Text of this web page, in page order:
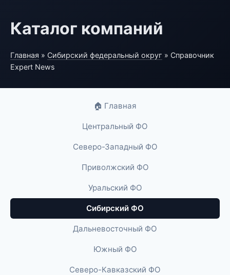
Каталог компаний
Главная » Сибирский федеральный округ » Справочник
Expert News
🏠 Главная
Центральный ФО
Северо-Западный ФО
Приволжский ФО
Уральский ФО
Сибирский ФО
Дальневосточный ФО
Южный ФО
Северо-Кавказский ФО